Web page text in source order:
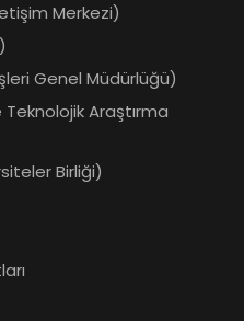
Merkezi)
Genel Müdürlüğü)
Teknolojik Araştırma
Birliği)